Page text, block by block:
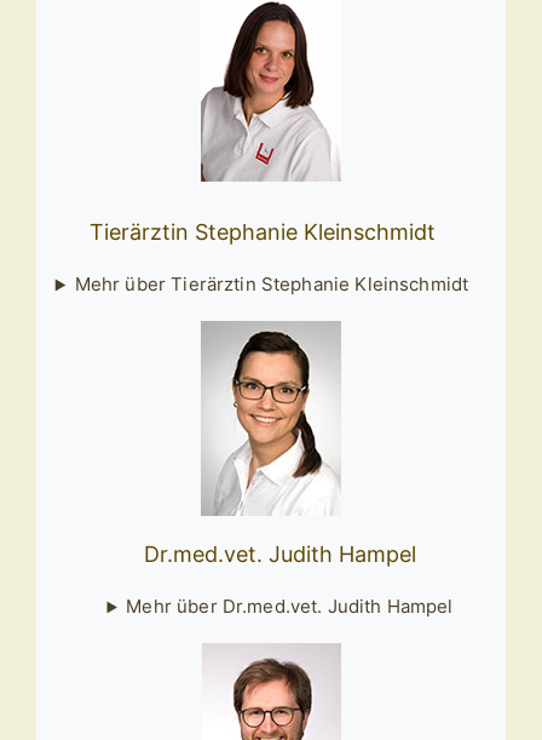
Tierärztin Stephanie Kleinschmidt
Mehr über Tierärztin Stephanie Kleinschmidt
Dr.med.vet. Judith Hampel
Mehr über Dr.med.vet. Judith Hampel